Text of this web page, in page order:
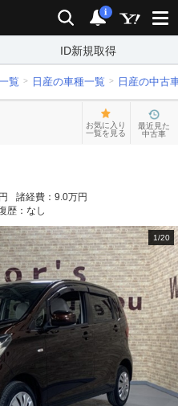
検索 通知
i
ID新規取得
覧 日産の車種一覧 日産の中古
お気に入り
一覧を見る
最近見た
中古車
諸経費： 9.0万円
歴： なし
1/20